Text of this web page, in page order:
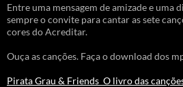
Entre uma mensagem de amizade e uma
sempre o convite para cantar as sete
cores do Acreditar.
Ouça as canções. Faça o download dos
Pirata Grau & Friends_O livro das